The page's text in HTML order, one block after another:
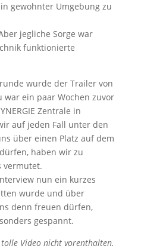
gewohnter Umgebung zu
jegliche Sorge war
funktionierte
wurde der Trailer von
war ein paar Wochen zuvor
Zentrale in
auf jeden Fall unter den
über einen Platz auf dem
haben wir zu
vermutet.
nun ein kurzes
wurde und über
denn freuen dürfen,
gespannt.
Video nicht vorenthalten.